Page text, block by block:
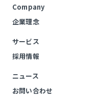
Company
企業理念
サービス
採用情報
ニュース
お問い合わせ